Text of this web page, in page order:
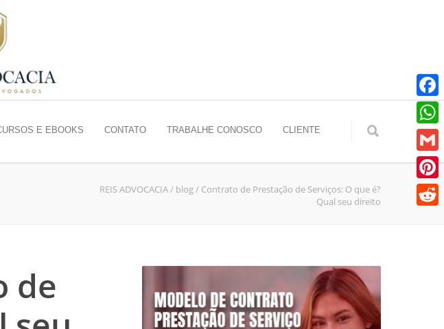
E EBOOKS CONTATO TRABALHE CONOSCO CLIENTE
REIS ADVOCACIA/ blog/ Contrato de Prestação de Serviços: O que é?
Qual seu direito
de
Gmail